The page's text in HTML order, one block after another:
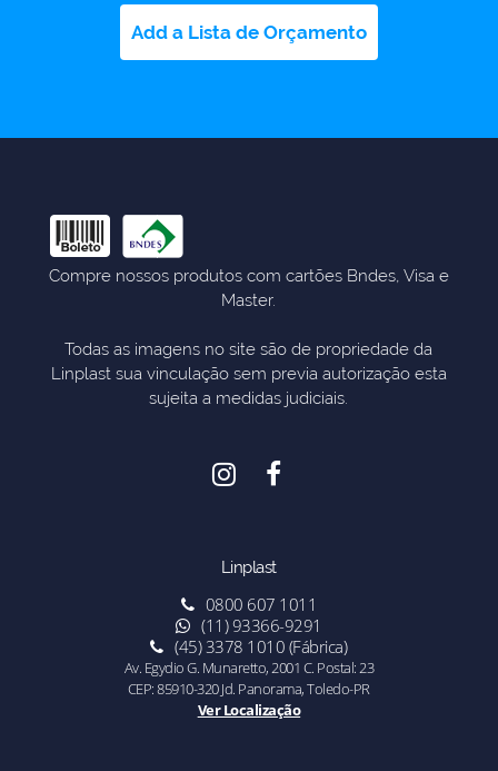
Add a Lista de Orçamento
Compre nossos produtos com cartões Bndes, Visa e
Master.
Todas as imagens no site são de propriedade da
Linplast sua vinculação sem previa autorização esta
sujeita a medidas judiciais.
Linplast
0800 607 1011
(11) 93366-9291
(45) 3378 1010 (Fábrica)
Av. Egydio G. Munaretto, 2001 C. Postal: 23
CEP: 85910-320 Jd. Panorama, Toledo-PR
Ver Localização